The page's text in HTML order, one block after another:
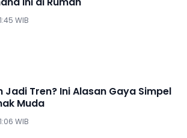
WIB
Jadi Tren? Ini Alasan Gaya Simpel
Muda
WIB